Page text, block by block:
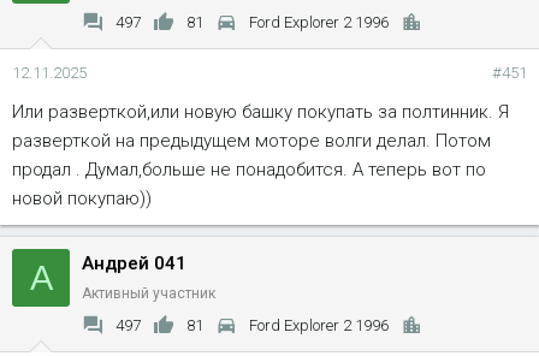
497 81 Ford Explorer 2 1996
12.11.2025 #451
Или разверткой,или новую башку покупать за полтинник. Я
разверткой на предыдущем моторе волги делал. Потом
продал . Думал,больше не понадобится. А теперь вот по
новой покупаю))
А Андрей 041
Активный участник
497 81 Ford Explorer 2 1996